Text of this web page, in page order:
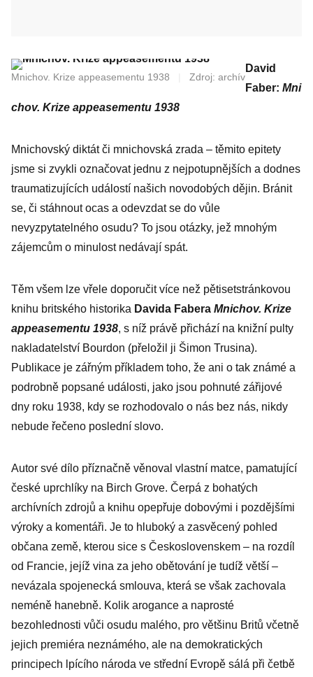
Mnichov. Krize appeasementu 1938 Zdroj: archív
David
Faber: Mni
chov. Krize appeasementu 1938
Mnichovský diktát či mnichovská zrada – těmito epitety
jsme si zvykli označovat jednu z nejpotupnějších a dodnes
traumatizujících událostí našich novodobých dějin. Bránit
se, či stáhnout ocas a odevzdat se do vůle
nevyzpytatelného osudu? To jsou otázky, jež mnohým
zájemcům o minulost nedávají spát.
Těm všem lze vřele doporučit více než pětisetstránkovou
knihu britského historika Davida Fabera Mnichov. Krize
appeasementu 1938, s níž právě přichází na knižní pulty
nakladatelství Bourdon (přeložil ji Šimon Trusina).
Publikace je zářným příkladem toho, že ani o tak známé a
podrobně popsané události, jako jsou pohnuté zářijové
dny roku 1938, kdy se rozhodovalo o nás bez nás, nikdy
nebude řečeno poslední slovo.
Autor své dílo příznačně věnoval vlastní matce, pamatující
české uprchlíky na Birch Grove. Čerpá z bohatých
archívních zdrojů a knihu opepřuje dobovými i pozdějšími
výroky a komentáři. Je to hluboký a zasvěcený pohled
občana země, kterou sice s Československem – na rozdíl
od Francie, jejíž vina za jeho obětování je tudíž větší –
nevázala spojenecká smlouva, která se však zachovala
neméně hanebně. Kolik arogance a naprosté
bezohlednosti vůči osudu malého, pro většinu Britů včetně
jejich premiéra neznámého, ale na demokratických
principech lpícího národa ve střední Evropě sálá při četbě